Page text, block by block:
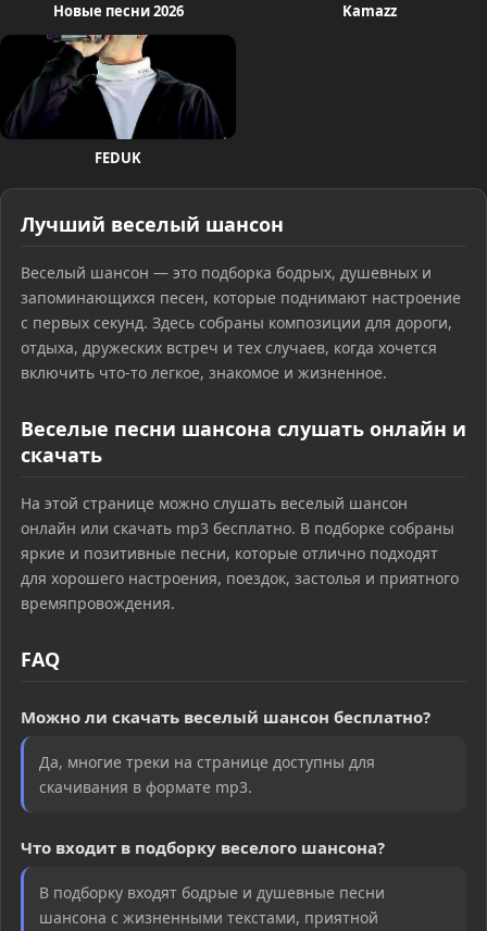
Новые песни 2026 Kamazz
FEDUK
Лучший веселый шансон
Веселый шансон — это подборка бодрых, душевных и
запоминающихся песен, которые поднимают настроение
с первых секунд. Здесь собраны композиции для дороги,
отдыха, дружеских встреч и тех случаев, когда хочется
включить что-то легкое, знакомое и жизненное.
Веселые песни шансона слушать онлайн и
скачать
На этой странице можно слушать веселый шансон
онлайн или скачать mp3 бесплатно. В подборке собраны
яркие и позитивные песни, которые отлично подходят
для хорошего настроения, поездок, застолья и приятного
времяпровождения.
FAQ
Можно ли скачать веселый шансон бесплатно?
Да, многие треки на странице доступны для
скачивания в формате mp3.
Что входит в подборку веселого шансона?
В подборку входят бодрые и душевные песни
шансона с жизненными текстами, приятной